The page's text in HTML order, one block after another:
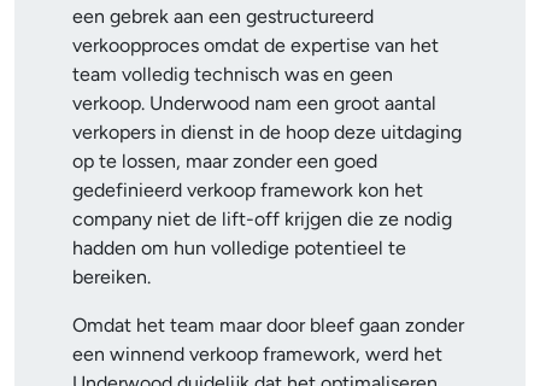
een gebrek aan een gestructureerd
verkoopproces omdat de expertise van het
team volledig technisch was en geen
verkoop. Underwood nam een groot aantal
verkopers in dienst in de hoop deze uitdaging
op te lossen, maar zonder een goed
gedefinieerd verkoop framework kon het
company niet de lift-off krijgen die ze nodig
hadden om hun volledige potentieel te
bereiken.
Omdat het team maar door bleef gaan zonder
een winnend verkoop framework, werd het